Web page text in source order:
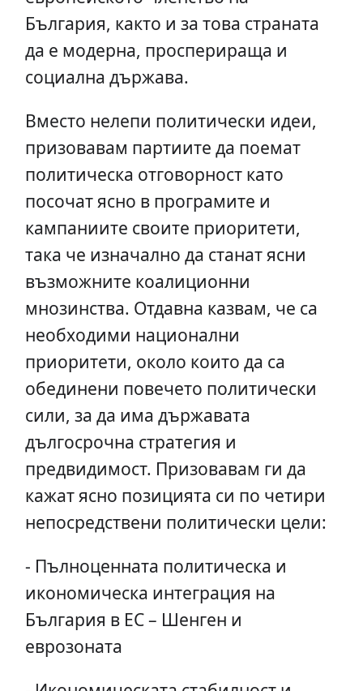
България, както и за това страната
да е модерна, просперираща и
социална държава.
Вместо нелепи политически идеи,
призовавам партиите да поемат
политическа отговорност като
посочат ясно в програмите и
кампаниите своите приоритети,
така че изначално да станат ясни
възможните коалиционни
мнозинства. Отдавна казвам, че са
необходими национални
приоритети, около които да са
обединени повечето политически
сили, за да има държавата
дългосрочна стратегия и
предвидимост. Призовавам ги да
кажат ясно позицията си по четири
непосредствени политически цели:
- Пълноценната политическа и
икономическа интеграция на
България в ЕС – Шенген и
еврозоната